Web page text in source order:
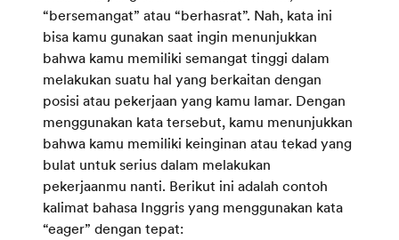
“bersemangat” atau “berhasrat”. Nah, kata ini
bisa kamu gunakan saat ingin menunjukkan
bahwa kamu memiliki semangat tinggi dalam
melakukan suatu hal yang berkaitan dengan
posisi atau pekerjaan yang kamu lamar. Dengan
menggunakan kata tersebut, kamu menunjukkan
bahwa kamu memiliki keinginan atau tekad yang
bulat untuk serius dalam melakukan
pekerjaanmu nanti. Berikut ini adalah contoh
kalimat bahasa Inggris yang menggunakan kata
“eager” dengan tepat: